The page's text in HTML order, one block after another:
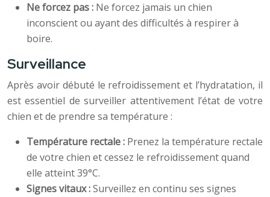
Ne forcez pas : Ne forcez jamais un chien
inconscient ou ayant des difficultés à respirer à
boire.
Surveillance
Après avoir débuté le refroidissement et l’hydratation, il
est essentiel de surveiller attentivement l’état de votre
chien et de prendre sa température :
Température rectale : Prenez la température rectale
de votre chien et cessez le refroidissement quand
elle atteint 39°C.
Signes vitaux :Surveillez en continu ses signes